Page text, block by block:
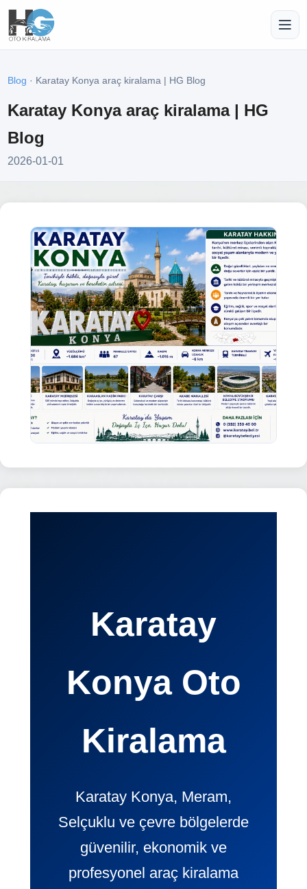
Blog · Karatay Konya araç kiralama | HG Blog
Karatay Konya araç kiralama | HG
Blog
2026-01-01
Karatay
Konya Oto
Kiralama
Karatay Konya, Meram,
Selçuklu ve çevre bölgelerde
güvenilir, ekonomik ve
profesyonel araç kiralama